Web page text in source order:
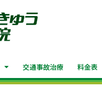
交通事故治療 料金表